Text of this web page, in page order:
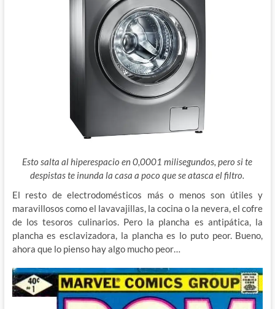
Esto salta al hiperespacio en 0,0001 milisegundos, pero si te
despistas te inunda la casa a poco que se atasca el filtro.
El resto de electrodomésticos más o menos son útiles y
maravillosos como el lavavajillas, la cocina o la nevera, el cofre
de los tesoros culinarios. Pero la plancha es antipática, la
plancha es esclavizadora, la plancha es lo puto peor. Bueno,
ahora que lo pienso hay algo mucho peor…